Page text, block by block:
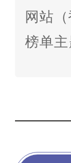
网站
榜单
单进